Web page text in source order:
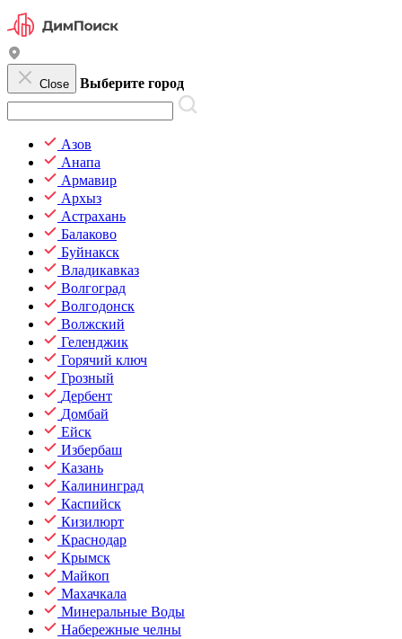
Close Выберите город
Азов
Анапа
Армавир
Архыз
Астрахань
Балаково
Буйнакск
Владикавказ
Волгоград
Волгодонск
Волжский
Геленджик
Горячий ключ
Грозный
Дербент
Домбай
Ейск
Избербаш
Казань
Калининград
Каспийск
Кизилюрт
Краснодар
Крымск
Майкоп
Махачкала
Минеральные Воды
Набережные челны